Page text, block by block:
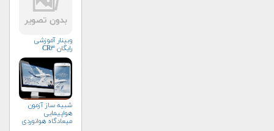
وبینار آموزشی
رایگان CR۳
شبیه ساز آزمون
هواپیمایی
میعادگاه هوانوردی